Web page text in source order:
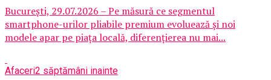
București, 29.07.2026 – Pe măsură ce segmentul
smartphone-urilor pliabile premium evoluează și noi
modele apar pe piața locală, diferențierea nu mai...
Afaceri2 săptămâni inainte